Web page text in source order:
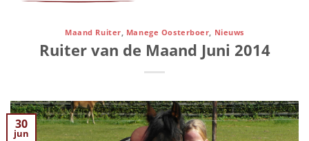
Maand Ruiter, Manege Oosterboer, Nieuws
Ruiter van de Maand Juni 2014
30
jun